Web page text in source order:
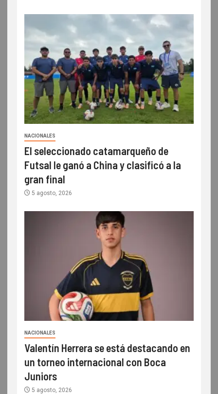
NACIONALES
El seleccionado catamarqueño de
Futsal le ganó a China y clasificó a la
gran final
5 agosto, 2026
NACIONALES
Valentín Herrera se está destacando en
un torneo internacional con Boca
Juniors
5 agosto, 2026